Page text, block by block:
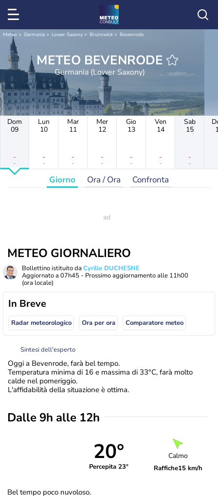
Meteo Germania Lower Saxony Brunswick Bevenrode
METEO BEVENRODE
Germania (Lower Saxony)
Dom
09
-
-
Lun
10
-
-
Mar
11
-
-
Mer
12
-
-
Gio
13
-
-
Ven
14
-
-
Sab
15
-
-
Giorno Ora / Ora Confronta
METEO GIORNALIERO
Bollettino istituito da Cyrille DUCHESNE
Aggiornato a 07h45 - Prossimo aggiornamento alle 11h00
(ora locale)
In Breve
Radar meteorologico Ora per ora Comparatore meteo
Sintesi dell'esperto
Oggi a Bevenrode, farà bel tempo.
Temperatura minima di 16 e massima di 33°C, farà molto
calde nel pomeriggio.
L'affidabilità della situazione è ottima.
Dalle 9h alle 12h
20°
Percepita 23°
Calmo
Raffiche15 km/h
Bel tempo poco nuvoloso.